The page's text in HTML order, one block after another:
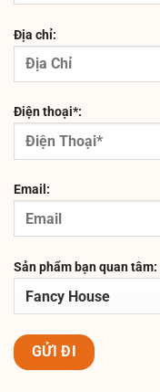
Địa chỉ:
Điện thoại*:
Email:
Sản phẩm bạn quan tâm:
GỬI ĐI